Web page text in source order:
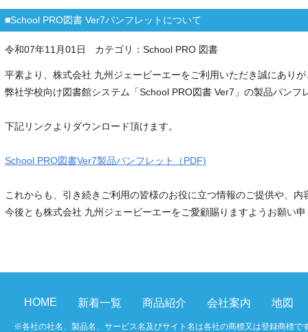
■School PRO図書 Ver7パンフレットについて
令和07年11月01日 カテゴリ：School PRO 図書
平素より、株式会社 九州ジェービーエーをご利用いただき誠にあり
弊社学校向け図書館システム「School PRO図書 Ver7」の製品パンフ
下記リンクよりダウンロード頂けます。
School PRO図書Ver7製品パンフレット（PDF)
これからも、引き続きご利用の皆様のお役に立つ情報のご提供や、
今後とも株式会社 九州ジェービーエーをご愛顧賜りますようお願い
HOME 新着一覧 商品紹介 会社案内 地図
※各社の社名、製品名、サービス名及びサイト名は各社の商標又は登録商標で